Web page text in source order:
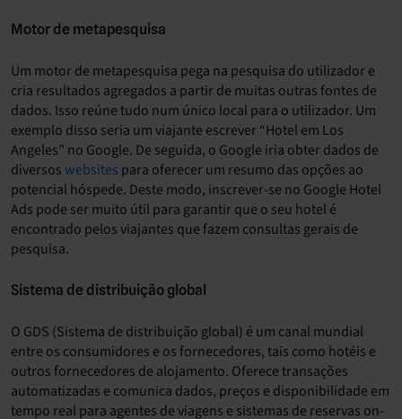
Motor de metapesquisa
Um motor de metapesquisa pega na pesquisa do utilizador e
cria resultados agregados a partir de muitas outras fontes de
dados. Isso reúne tudo num único local para o utilizador. Um
exemplo disso seria um viajante escrever “Hotel em Los
Angeles” no Google. De seguida, o Google iria obter dados de
diversoswebsites para oferecer um resumo das opções ao
potencial hóspede. Deste modo, inscrever-se no Google Hotel
Ads pode ser muito útil para garantir que o seu hotel é
encontrado pelos viajantes que fazem consultas gerais de
pesquisa.
Sistema de distribuição global
O GDS (Sistema de distribuição global) é um canal mundial
entre os consumidores e os fornecedores, tais como hotéis e
outros fornecedores de alojamento. Oferece transações
automatizadas e comunica dados, preços e disponibilidade em
tempo real para agentes de viagens e sistemas de reservas on-